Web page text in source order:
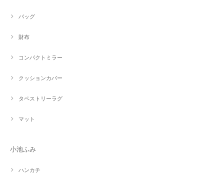
バッグ
財布
コンパクトミラー
クッションカバー
タペストリーラグ
マット
小池ふみ
ハンカチ